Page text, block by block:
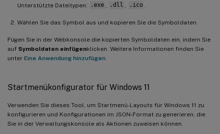
Unterstützte Dateitypen:
.exe .dll .ico
Wählen Sie das Symbol aus und kopieren Sie die Symboldaten.
Fügen Sie in der Webkonsole die kopierten Symboldaten ein, indem Sie
auf Symboldaten einfügenklicken. Weitere Informationen finden Sie
unter Eine Anwendung hinzufügen
Startmenükonfigurator für Windows 11
Verwenden Sie dieses Tool, um Startmenü-Layouts für Windows 11 zu
konfigurieren und Konfigurationen im JSON-Format zu generieren, die
Sie in der Verwaltungskonsole als Aktionen zuweisen können.